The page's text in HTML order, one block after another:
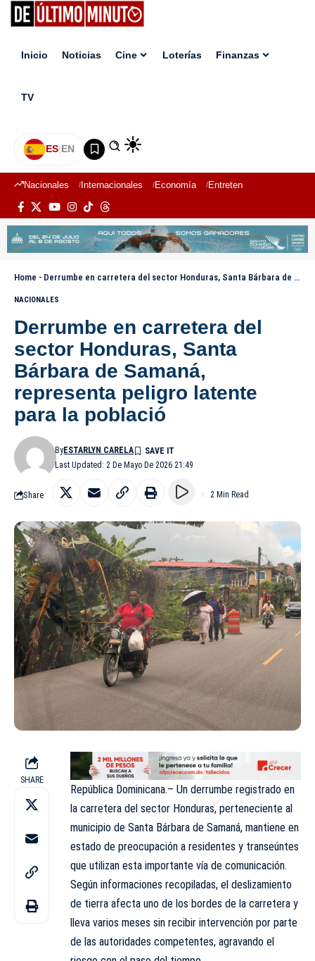
Inicio Noticias Cine Loterías Finanzas
TV
ES|EN
Nacionales Internacionales Economía Entretenimiento
Home - Derrumbe en carretera del sector Honduras, Santa Bárbara de Samaná, representa peligro latente para la població
NACIONALES
Derrumbe en carretera del
sector Honduras, Santa
Bárbara de Samaná,
representa peligro latente
para la població
Last Updated: 2 De Mayo De 2026 21:49
ByESTARLYN CARELA
Share 2 Min Read
SHARE
República Dominicana.– Un derrumbe registrado en
la carretera del sector Honduras, perteneciente al
municipio de Santa Bárbara de Samaná, mantiene en
estado de preocupación a residentes y transeúntes
que utilizan esta importante vía de comunicación.
Según informaciones recopiladas, el deslizamiento
de tierra afecta uno de los bordes de la carretera y
lleva varios meses sin recibir intervención por parte
de las autoridades competentes, agravando el